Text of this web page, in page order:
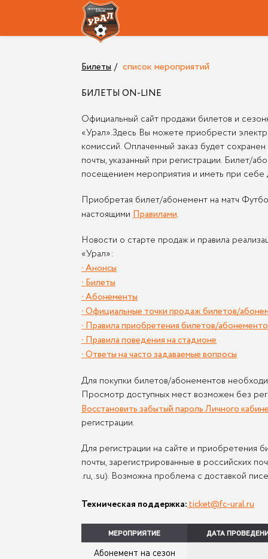
Билеты список мероприятий
БИЛЕТЫ ON-LINE
Официальный сайт продажи билетов и
«Урал».Здесь Вы можете приобрести
комиссий. Оплаченный заказ будет
почты, указанный при регистрации. Билет/
посещением мероприятия и иметь при себе
Приобретая билет/абонемент на матч
настоящими Правилами.
Новости о старте продаж и правила
«Урал»:
∙ Анонсы
∙ Билеты
∙ Абонементы
∙ Официальные точки продаж билетов/
∙ Правила приобретения билетов/
∙ Правила поведения на стадионе
∙ Ответы на часто задаваемые вопросы
Для покупки билетов/абонементов
Просмотр доступных мест возможен без
Восстановить забытый пароль Личного
регистрации.
Для регистрации на сайте и приобретения
почты, зарегистрированные в российских
.ru, .su). Возможна проблема с доставкой
Техническая поддержка: ticket@fc-ural.ru
МЕРОПРИЯТИЕ ДАТА
Абонемент на сезон